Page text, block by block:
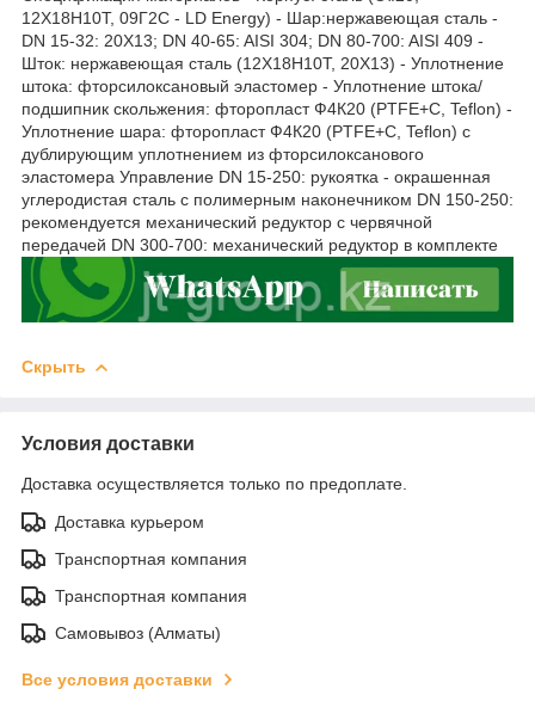
12Х18Н10Т, 09Г2С - LD Energy) - Шар:нержавеющая сталь -
DN 15-32: 20X13; DN 40-65: AISI 304; DN 80-700: AISI 409 -
Шток: нержавеющая сталь (12Х18Н10Т, 20Х13) - Уплотнение
штока: фторсилоксановый эластомер - Уплотнение штока/
подшипник скольжения: фторопласт Ф4К20 (PTFE+C, Teflon) -
Уплотнение шара: фторопласт Ф4К20 (PTFE+C, Teflon) с
дублирующим уплотнением из фторсилоксанового
эластомера Управление DN 15-250: рукоятка - окрашенная
углеродистая сталь с полимерным наконечником DN 150-250:
рекомендуется механический редуктор с червячной
передачей DN 300-700: механический редуктор в комплекте
Скрыть
Условия доставки
Доставка осуществляется только по предоплате.
Доставка курьером
Транспортная компания
Транспортная компания
Самовывоз (Алматы)
Все условия доставки